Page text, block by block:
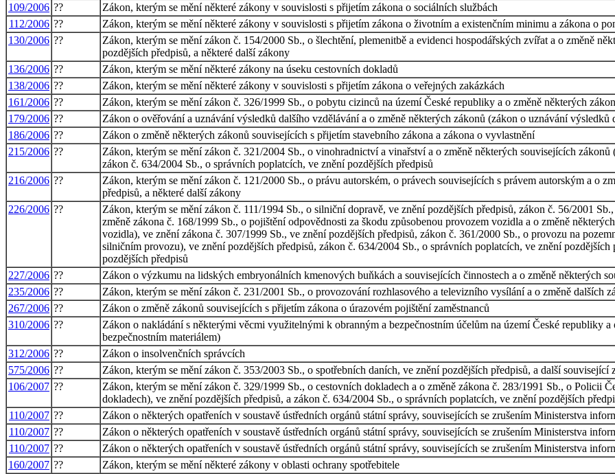
109/2006 ??
Zákon, kterým se mění některé zákony v souvislosti s přijetím zákona o sociálních službách
112/2006 ??
Zákon, kterým se mění některé zákony v souvislosti s přijetím zákona o životním a existenčním minimu a zákona o
130/2006 ??
Zákon, kterým se mění zákon č. 154/2000 Sb., o šlechtění, plemenitbě a evidenci hospodářských zvířat a o změně
pozdějších předpisů, a některé další zákony
136/2006 ??
Zákon, kterým se mění některé zákony na úseku cestovních dokladů
138/2006 ??
Zákon, kterým se mění některé zákony v souvislosti s přijetím zákona o veřejných zakázkách
161/2006 ??
Zákon, kterým se mění zákon č. 326/1999 Sb., o pobytu cizinců na území České republiky a o změně některých
179/2006 ??
Zákon o ověřování a uznávání výsledků dalšího vzdělávání a o změně některých zákonů (zákon o uznávání výsledků
186/2006 ??
Zákon o změně některých zákonů souvisejících s přijetím stavebního zákona a zákona o vyvlastnění
215/2006 ??
Zákon, kterým se mění zákon č. 321/2004 Sb., o vinohradnictví a vinařství a o změně některých souvisejících
zákon č. 634/2004 Sb., o správních poplatcích, ve znění pozdějších předpisů
216/2006 ??
Zákon, kterým se mění zákon č. 121/2000 Sb., o právu autorském, o právech souvisejících s právem autorským a o
předpisů, a některé další zákony
226/2006 ??
Zákon, kterým se mění zákon č. 111/1994 Sb., o silniční dopravě, ve znění pozdějších předpisů, zákon č. 56/2001
změně zákona č. 168/1999 Sb., o pojištění odpovědnosti za škodu způsobenou provozem vozidla a o změně
vozidla), ve znění zákona č. 307/1999 Sb., ve znění pozdějších předpisů, zákon č. 361/2000 Sb., o provozu na
silničním provozu), ve znění pozdějších předpisů, zákon č. 634/2004 Sb., o správních poplatcích, ve znění
pozdějších předpisů
227/2006 ??
Zákon o výzkumu na lidských embryonálních kmenových buňkách a souvisejících činnostech a o změně některých
235/2006 ??
Zákon, kterým se mění zákon č. 231/2001 Sb., o provozování rozhlasového a televizního vysílání a o změně dalších
267/2006 ??
Zákon o změně zákonů souvisejících s přijetím zákona o úrazovém pojištění zaměstnanců
310/2006 ??
Zákon o nakládání s některými věcmi využitelnými k obranným a bezpečnostním účelům na území České republiky
bezpečnostním materiálem)
312/2006 ??
Zákon o insolvenčních správcích
575/2006 ??
Zákon, kterým se mění zákon č. 353/2003 Sb., o spotřebních daních, ve znění pozdějších předpisů, a další související
106/2007 ??
Zákon, kterým se mění zákon č. 329/1999 Sb., o cestovních dokladech a o změně zákona č. 283/1991 Sb., o Policii
dokladech), ve znění pozdějších předpisů, a zákon č. 634/2004 Sb., o správních poplatcích, ve znění pozdějších
110/2007 ??
Zákon o některých opatřeních v soustavě ústředních orgánů státní správy, souvisejících se zrušením Ministerstva
110/2007 ??
Zákon o některých opatřeních v soustavě ústředních orgánů státní správy, souvisejících se zrušením Ministerstva
110/2007 ??
Zákon o některých opatřeních v soustavě ústředních orgánů státní správy, souvisejících se zrušením Ministerstva
160/2007 ??
Zákon, kterým se mění některé zákony v oblasti ochrany spotřebitele